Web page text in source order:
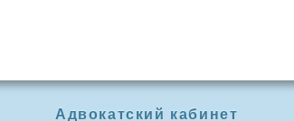
Адвокатский кабинет